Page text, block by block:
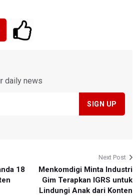
daily news
18
Next Post
Menkomdigi Minta Industri
Gim Terapkan IGRS untuk
Lindungi Anak dari Konten